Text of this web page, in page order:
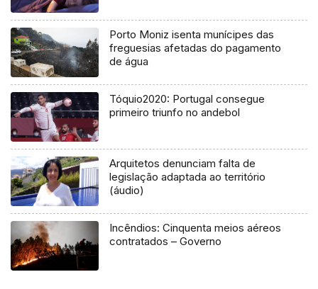
Porto Moniz isenta munícipes das
freguesias afetadas do pagamento
de água
Tóquio2020: Portugal consegue
primeiro triunfo no andebol
Arquitetos denunciam falta de
legislação adaptada ao território
(áudio)
Incêndios: Cinquenta meios aéreos
contratados – Governo